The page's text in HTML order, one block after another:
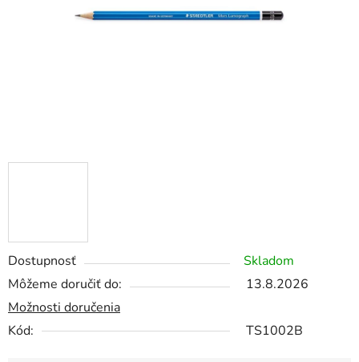
Dostupnosť
Skladom
Môžeme doručiť do:
13.8.2026
Možnosti doručenia
Kód:
TS1002B